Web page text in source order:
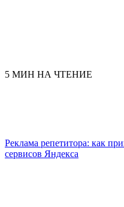
5 МИН НА ЧТЕНИЕ
Реклама репетитора: как
сервисов Яндекса